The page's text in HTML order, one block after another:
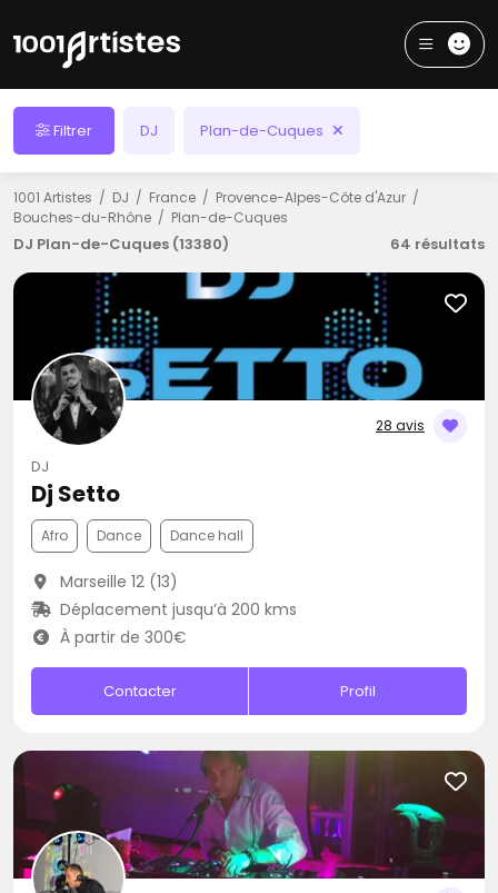
Filtrer DJ Plan-de-Cuques
1001 Artistes DJ France
Provence-Alpes-Côte d'Azur
Bouches-du-Rhône
Plan-de-Cuques
DJ Plan-de-Cuques (13380) 64 résultats
28 avis
DJ
Dj Setto
Afro Dance Dance hall
Marseille 12 (13)
Déplacement jusqu’à 200 kms
À partir de 300€
Contacter Profil